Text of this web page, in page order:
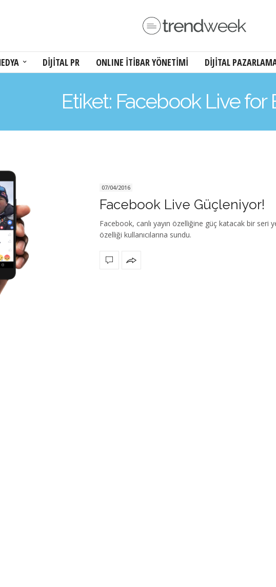
DİJİTAL PR ONLINE İTİBAR YÖNETİMİ DİJİTAL
Etiket: Facebook Live for
07/04/2016
Facebook Live Güçleniyor!
Facebook, canlı yayın özelliğine güç katacak bir seri
özelliği kullanıcılarına sundu.